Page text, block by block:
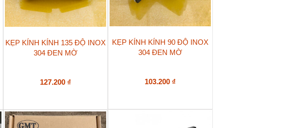
KẸP KÍNH KÍNH 135 ĐỘ INOX
304 ĐEN MỜ
127.200 ₫
KẸP KÍNH KÍNH 90 ĐỘ INOX
304 ĐEN MỜ
103.200 ₫